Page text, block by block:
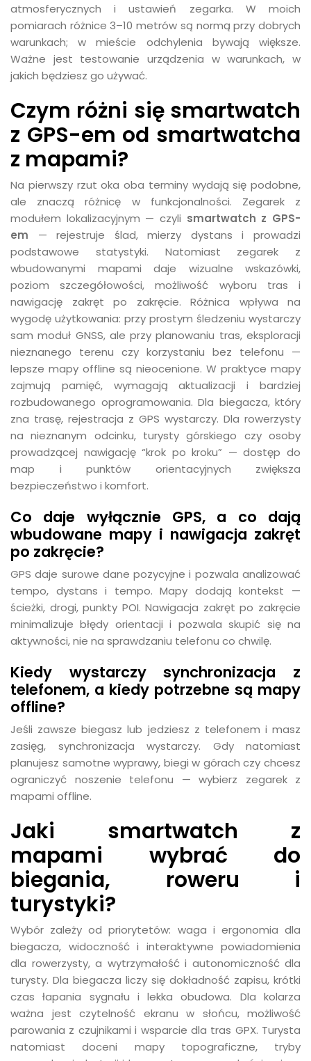
atmosferycznych i ustawień zegarka. W moich
pomiarach różnice 3–10 metrów są normą przy dobrych
warunkach; w mieście odchylenia bywają większe.
Ważne jest testowanie urządzenia w warunkach, w
jakich będziesz go używać.
Czym różni się smartwatch
z GPS-em od smartwatcha
z mapami?
Na pierwszy rzut oka oba terminy wydają się podobne,
ale znaczą różnicę w funkcjonalności. Zegarek z
modułem lokalizacyjnym — czyli smartwatch z GPS-
em — rejestruje ślad, mierzy dystans i prowadzi
podstawowe statystyki. Natomiast zegarek z
wbudowanymi mapami daje wizualne wskazówki,
poziom szczegółowości, możliwość wyboru tras i
nawigację zakręt po zakręcie. Różnica wpływa na
wygodę użytkowania: przy prostym śledzeniu wystarczy
sam moduł GNSS, ale przy planowaniu tras, eksploracji
nieznanego terenu czy korzystaniu bez telefonu —
lepsze mapy offline są nieocenione. W praktyce mapy
zajmują pamięć, wymagają aktualizacji i bardziej
rozbudowanego oprogramowania. Dla biegacza, który
zna trasę, rejestracja z GPS wystarczy. Dla rowerzysty
na nieznanym odcinku, turysty górskiego czy osoby
prowadzącej nawigację “krok po kroku” — dostęp do
map i punktów orientacyjnych zwiększa
bezpieczeństwo i komfort.
Co daje wyłącznie GPS, a co dają
wbudowane mapy i nawigacja zakręt
po zakręcie?
GPS daje surowe dane pozycyjne i pozwala analizować
tempo, dystans i tempo. Mapy dodają kontekst —
ścieżki, drogi, punkty POI. Nawigacja zakręt po zakręcie
minimalizuje błędy orientacji i pozwala skupić się na
aktywności, nie na sprawdzaniu telefonu co chwilę.
Kiedy wystarczy synchronizacja z
telefonem, a kiedy potrzebne są mapy
offline?
Jeśli zawsze biegasz lub jedziesz z telefonem i masz
zasięg, synchronizacja wystarczy. Gdy natomiast
planujesz samotne wyprawy, biegi w górach czy chcesz
ograniczyć noszenie telefonu — wybierz zegarek z
mapami offline.
Jaki smartwatch z
mapami wybrać do
biegania, roweru i
turystyki?
Wybór zależy od priorytetów: waga i ergonomia dla
biegacza, widoczność i interaktywne powiadomienia
dla rowerzysty, a wytrzymałość i autonomiczność dla
turysty. Dla biegacza liczy się dokładność zapisu, krótki
czas łapania sygnału i lekka obudowa. Dla kolarza
ważna jest czytelność ekranu w słońcu, możliwość
parowania z czujnikami i wsparcie dla tras GPX. Turysta
natomiast doceni mapy topograficzne, tryby